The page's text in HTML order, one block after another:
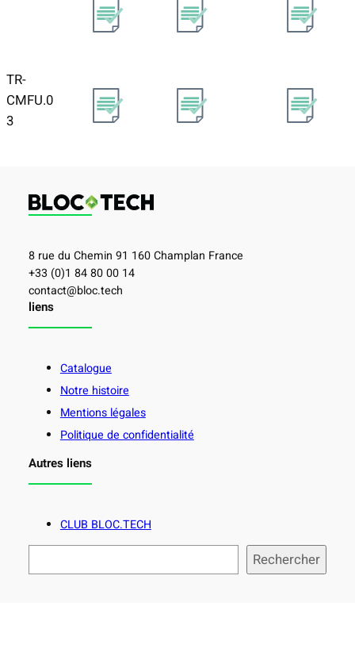
TR-
CMFU.0
3
8 rue du Chemin 91 160 Champlan France
+33 (0)1 84 80 00 14
contact@bloc.tech
liens
Catalogue
Notre histoire
Mentions légales
Politique de confidentialité
Autres liens
CLUB BLOC.TECH
e
Rechercher